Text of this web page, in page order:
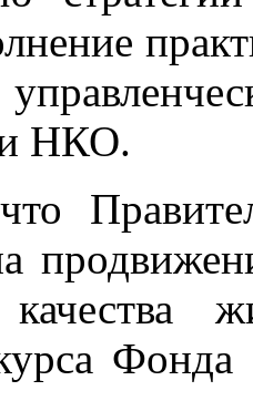
НКО.
Фонда